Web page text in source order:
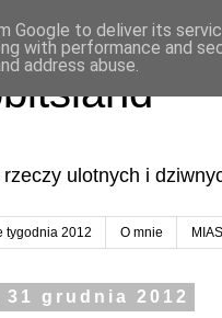
ulotnych i
tygodnia 2012 O mnie
31 grudnia 2012
Google to deliver its
with performance and
address abuse.